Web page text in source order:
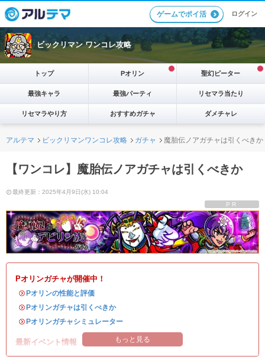
ゲームでポイ活 ログイン
ビックリマン ワンコレ攻略
トップ Pオリン 聖幻ピーター
最強キャラ 最強パーティ リセマラ当たり
リセマラやり方 おすすめガチャ ダメチャレ
アルテマ ビックリマンワンコレ攻略 ガチャ 魔胎伝ノアガチャは引くべきか
【ワンコレ】魔胎伝ノアガチャは引くべきか
最終更新：2025年4月9日(水) 10:04
PR
Pオリンガチャが開催中！
・ Pオリンの性能と評価
・ Pオリンガチャは引くべきか
・ Pオリンガチャシミュレーター
最新イベント情報 もっと見る